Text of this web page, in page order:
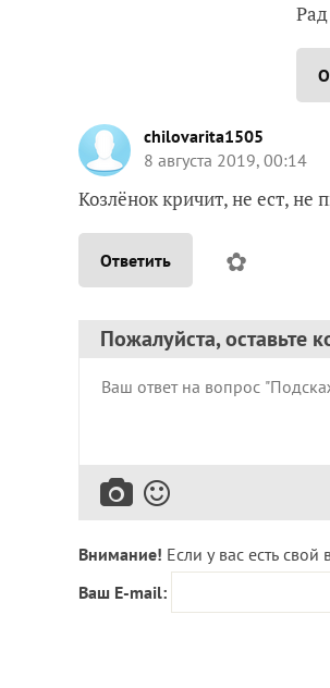
chilovarita1505
8 августа 2019, 00:14
Козлёнок кричит, не ест, не
Ответить ✿
Пожалуйста, оставьте
Внимание! Если у вас есть свой
Ваш E-mail: